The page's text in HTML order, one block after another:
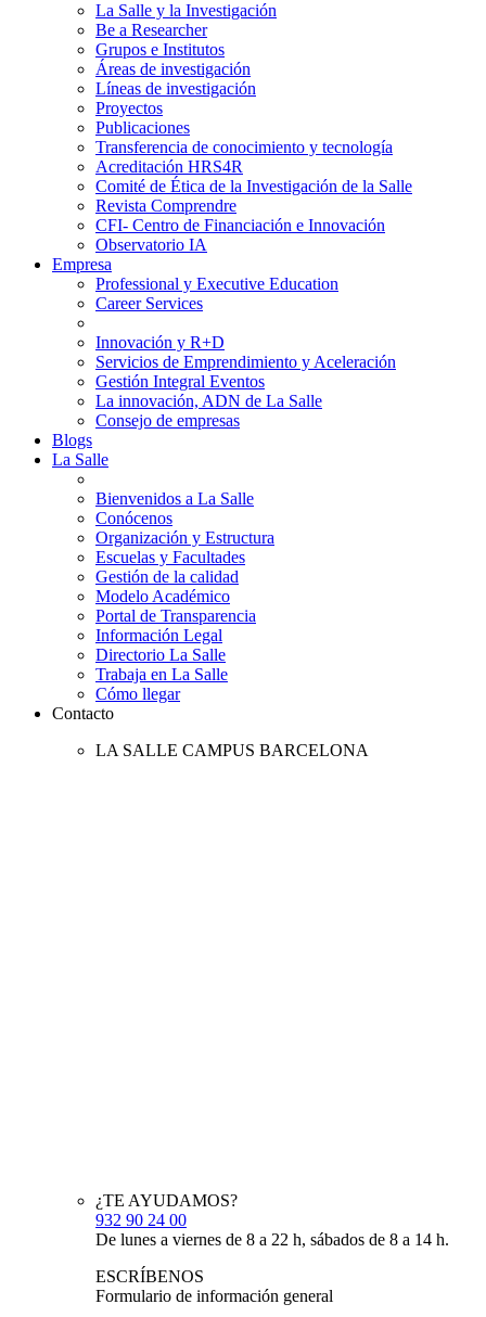
La Salle y la Investigación
Be a Researcher
Grupos e Institutos
Áreas de investigación
Líneas de investigación
Proyectos
Publicaciones
Transferencia de conocimiento y tecnología
Acreditación HRS4R
Comité de Ética de la Investigación de la Salle
Revista Comprendre
CFI- Centro de Financiación e Innovación
Observatorio IA
Empresa
Professional y Executive Education
Career Services
Innovación y R+D
Servicios de Emprendimiento y Aceleración
Gestión Integral Eventos
La innovación, ADN de La Salle
Consejo de empresas
Blogs
La Salle
Bienvenidos a La Salle
Conócenos
Organización y Estructura
Escuelas y Facultades
Gestión de la calidad
Modelo Académico
Portal de Transparencia
Información Legal
Directorio La Salle
Trabaja en La Salle
Cómo llegar
Contacto
LA SALLE CAMPUS BARCELONA
¿TE AYUDAMOS?
932 90 24 00
De lunes a viernes de 8 a 22 h, sábados de 8 a 14 h.
ESCRÍBENOS
Formulario de información general